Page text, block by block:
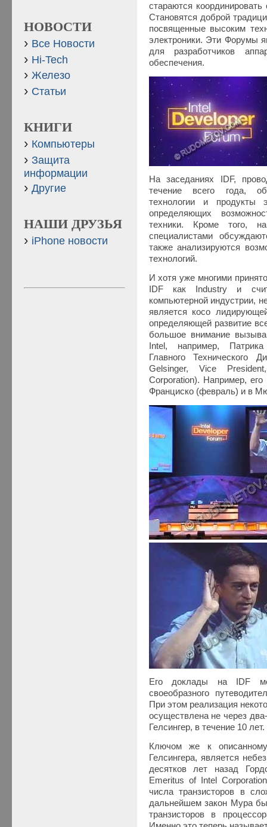
стараются
Становятся доброй
посвященные высоким
электроники. Эти Форумы
для разработчиков
обеспечения.
На заседаниях IDF,
течение всего года,
технологии и продукты
определяющих
техники. Кроме того,
специалистами
также анализируются
технологий.
И хотя уже многими
IDF как Industry и
компьютерной индустрии,
является косо
определяющей развитие
большое внимание
Intel, например,
Главного Технического
Gelsinger, Vice
Corporation). Например,
Франциско (февраль) и в
Его доклады на IDF
своеобразного
При этом реализация
осуществлена не через
Гелсингер, в течение 10 лет.
Ключом же к
Гелсингера, является
десятков лет назад
Emeritus of Intel
числа транзисторов в
дальнейшем закон Мура
транзисторов в
НОВОСТИ
Все Новости
Hi-Tech
Железо
Статьи
КНИГИ
Компьютеры
Защита
информации
Другие
НАШИ ДРУЗЬЯ
iPhone новости